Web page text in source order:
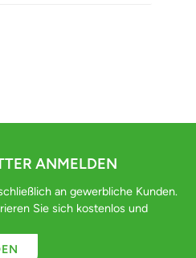
ANMELDEN
an gewerbliche Kunden.
Sie sich kostenlos und